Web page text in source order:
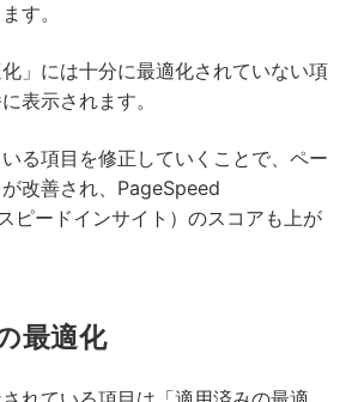
す。
化」には十分に最適化されていない項
表示されます。
る項目を修正していくことで、ペー
改善され、PageSpeed
ピードインサイト）のスコアも上が
最適化